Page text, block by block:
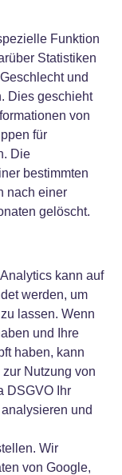
Funktion
Statistiken
und
Dies geschieht
von
für
Die
bestimmten
nach einer
gelöscht.
kann auf
werden, um
lassen. Wenn
und Ihre
haben, kann
Nutzung von
DSGVO Ihr
und
Wir
von Google,